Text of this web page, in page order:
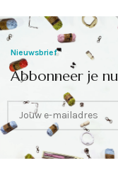
Nieuwsbrief
Abbonneer je nu